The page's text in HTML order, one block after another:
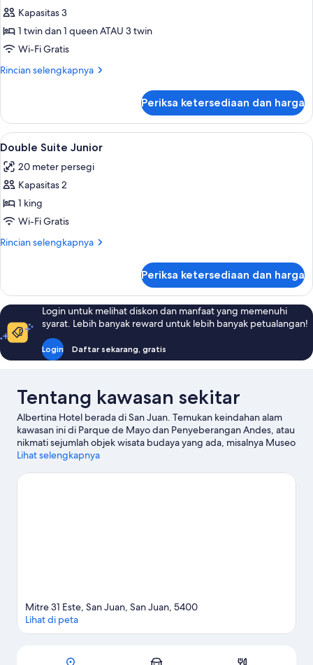
untuk
Triple
Room
Superior
Kapasitas 3
1 twin dan 1 queen ATAU 3 twin
Wi-Fi Gratis
Rincian selengkapnya
Rincian
Triple
Room
Superior
Periksa ketersediaan dan harga
Lihat
semua
foto
untuk
Double
Suite
Junior
Meja kerja, setrika/meja setrika, Wi-
10
Double Suite Junior
20 meter persegi
Kapasitas 2
1 king
Wi-Fi Gratis
Rincian selengkapnya
Rincian
Double
Suite
Junior
Periksa ketersediaan dan harga
Login untuk melihat diskon dan manfaat yang memenuhi
syarat. Lebih banyak reward untuk lebih banyak petualangan!
Login Daftar sekarang, gratis
Tentang kawasan sekitar
Albertina Hotel berada di San Juan. Temukan keindahan alam
kawasan ini di Parque de Mayo dan Penyeberangan Andes, atau
nikmati sejumlah objek wisata budaya yang ada, misalnya Museo
Provincial de Bellas Artes Franklin Rawson dan Bicentennial
mengunjungi kota ini? Coba periksa Velodrom Vicente Alejo
Lihat selengkapnya
Peta
Mitre 31 Este, San Juan, San Juan, 5400
Lihat di peta